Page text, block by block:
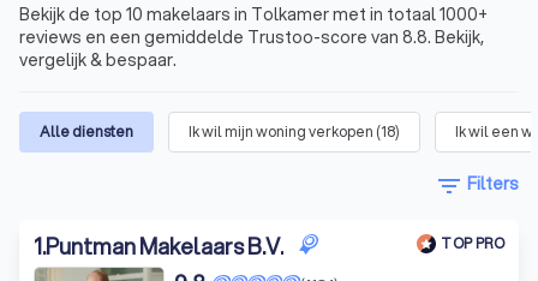
Bekijk de top 10 makelaars in Tolkamer met in totaal 1000+
reviews en een gemiddelde Trustoo-score van 8.8. Bekijk,
vergelijk & bespaar.
Alle diensten Ik wil mijn woning verkopen (18) Ik wil een
filter_list Filters
1.Puntman Makelaars B.V. TOP PRO